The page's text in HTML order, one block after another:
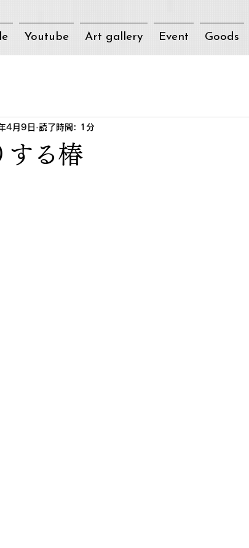
Youtube Art gallery Event Goods
る椿
4月9日 読了時間: 1分